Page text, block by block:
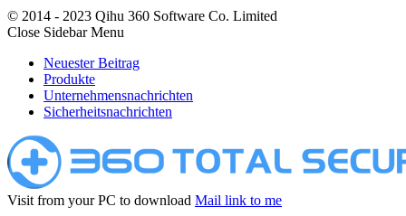
© 2014 - 2023 Qihu 360 Software Co. Limited
Close Sidebar Menu
Neuester Beitrag
Produkte
Unternehmensnachrichten
Sicherheitsnachrichten
Visit from your PC to download Mail link to me